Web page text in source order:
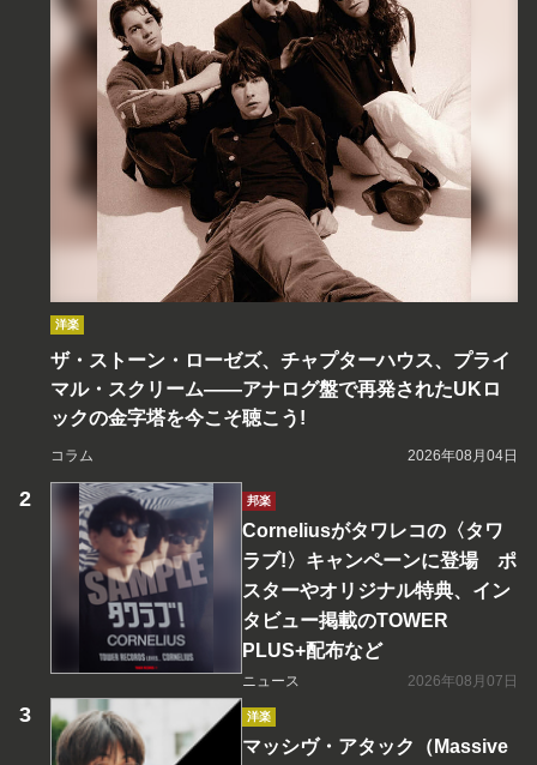
洋楽
ザ・ストーン・ローゼズ、チャプターハウス、プライ
マル・スクリーム――アナログ盤で再発されたUKロ
ックの金字塔を今こそ聴こう!
コラム 2026年08月04日
邦楽
Corneliusがタワレコの〈タワ
ラブ!〉キャンペーンに登場 ポ
スターやオリジナル特典、イン
タビュー掲載のTOWER
PLUS+配布など
ニュース 2026年08月07日
洋楽
マッシヴ・アタック（Massive